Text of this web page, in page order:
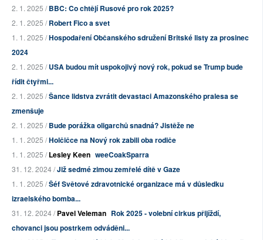
2. 1. 2025 /BBC: Co chtějí Rusové pro rok 2025?
2. 1. 2025 /Robert Fico a svet
1. 1. 2025 /Hospodaření Občanského sdružení Britské listy za prosinec
2024
2. 1. 2025 /USA budou mít uspokojivý nový rok, pokud se Trump bude
řídit čtyřmi...
2. 1. 2025 /Šance lidstva zvrátit devastaci Amazonského pralesa se
zmenšuje
2. 1. 2025 /Bude porážka oligarchů snadná? Jistěže ne
1. 1. 2025 /Holčičce na Nový rok zabili oba rodiče
1. 1. 2025 /Lesley Keen weeCoakSparra
31. 12. 2024 /Již sedmé zimou zemřelé dítě v Gaze
1. 1. 2025 /Šéf Světové zdravotnické organizace má v důsledku
izraelského bomba...
31. 12. 2024 /Pavel Veleman Rok 2025 - volební cirkus přijíždí,
chovanci jsou postrkem odváděni...